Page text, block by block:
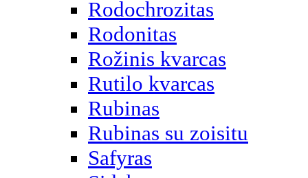
Rodochrozitas
Rodonitas
Rožinis kvarcas
Rutilo kvarcas
Rubinas
Rubinas su zoisitu
Safyras